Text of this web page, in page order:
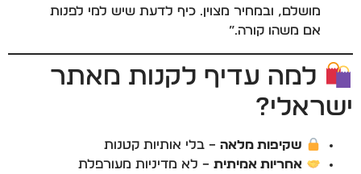
מושלם, ובמחיר מצוין. כיף לדעת שיש למי לפנות
אם משהו קורה.”
למה עדיף לקנות מאתר
ישראלי?
שקיפות מלאה – בלי אותיות קטנות
אחריות אמיתית – לא מדיניות מעורפלת